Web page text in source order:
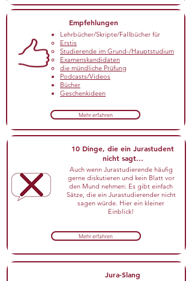
Empfehlungen
Lehrbücher/Skripte/Fallbücher für
Erstis​
Studierende im Grund-/Hauptstudium
Examenskandidaten
die mündliche Prüfung
Podcasts/Videos
Bücher
Geschenkideen
Mehr erfahren
10 Dinge, die ein Jurastudent
nicht sagt...
Auch wenn Jurastudierende häufig
gerne diskutieren und kein Blatt vor
den Mund nehmen: Es gibt einfach
Sätze, die ein Jurastudierender nicht
sagen würde. Hier ein kleiner
Einblick!​
Mehr erfahren
Jura-Slang